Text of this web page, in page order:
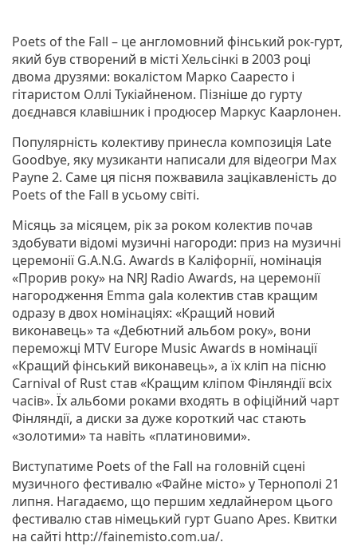
Poets of the Fall – це англомовний фінський рок-гурт,
який був створений в місті Хельсінкі в 2003 році
двома друзями: вокалістом Марко Сааресто і
гітаристом Оллі Тукіайненом. Пізніше до гурту
доєднався клавішник і продюсер Маркус Каарлонен.
Популярність колективу принесла композиція Late
Goodbye, яку музиканти написали для відеогри Max
Payne 2. Саме ця пісня пожвавила зацікавленість до
Poets of the Fall в усьому світі.
Місяць за місяцем, рік за роком колектив почав
здобувати відомі музичні нагороди: приз на музичні
церемонії G.A.N.G. Awards в Каліфорнії, номінація
«Прорив року» на NRJ Radio Awards, на церемонії
нагородження Emma gala колектив став кращим
одразу в двох номінаціях: «Кращий новий
виконавець» та «Дебютний альбом року», вони
переможці MTV Europe Music Awards в номінації
«Кращий фінський виконавець», а їх кліп на пісню
Carnival of Rust став «Кращим кліпом Фінляндії всіх
часів». Їх альбоми роками входять в офіційний чарт
Фінляндії, а диски за дуже короткий час стають
«золотими» та навіть «платиновими».
Виступатиме Poets of the Fall на головній сцені
музичного фестивалю «Файне місто» у Тернополі 21
липня. Нагадаємо, що першим хедлайнером цього
фестивалю став німецький гурт Guano Apes. Квитки
на сайті http://fainemisto.com.ua/.